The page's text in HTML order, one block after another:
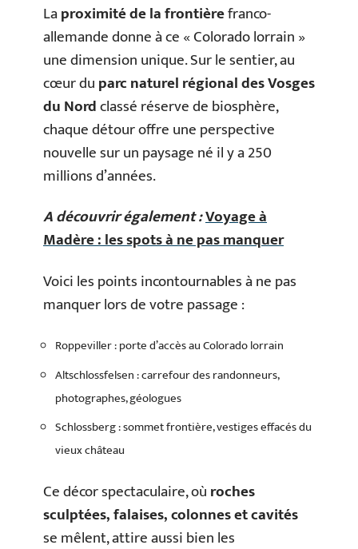
Laproximité de la frontièrefranco-
allemande donne à ce « Colorado lorrain »
une dimension unique. Sur le sentier, au
cœur duparc naturel régional des Vosges
du Nordclassé réserve de biosphère,
chaque détour offre une perspective
nouvelle sur un paysage né il y a 250
millions d’années.
A découvrir également :Voyage à
Madère : les spots à ne pas manquer
Voici les points incontournables à ne pas
manquer lors de votre passage :
Roppeviller : porte d’accès au Colorado lorrain
Altschlossfelsen : carrefour des randonneurs,
photographes, géologues
Schlossberg : sommet frontière, vestiges effacés du
vieux château
Ce décor spectaculaire, oùroches
sculptées, falaises, colonnes et cavités
se mêlent, attire aussi bien les